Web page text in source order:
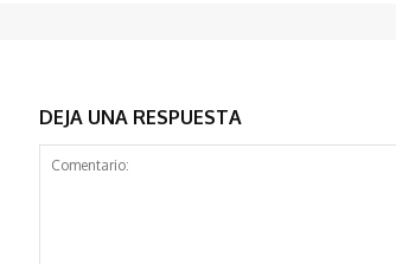
DEJA UNA RESPUESTA